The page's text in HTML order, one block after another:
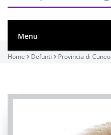
Menu
Home Defunti Provincia di Cuneo